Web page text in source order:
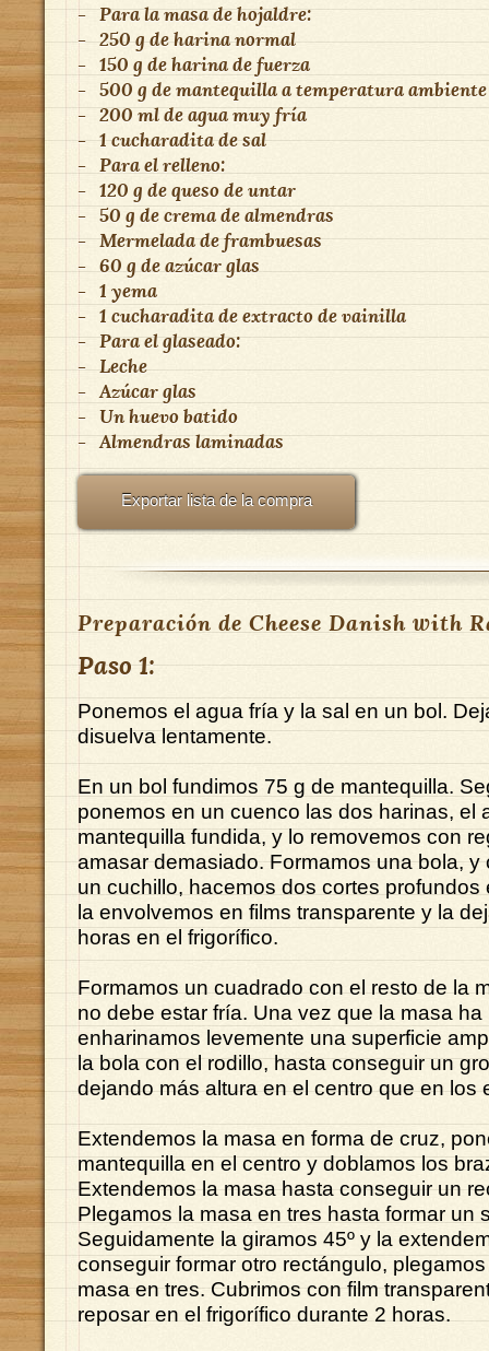
- Para la masa de hojaldre:
- 250 g de harina normal
- 150 g de harina de fuerza
- 500 g de mantequilla a temperatura ambiente
- 200 ml de agua muy fría
- 1 cucharadita de sal
- Para el relleno:
- 120 g de queso de untar
- 50 g de crema de almendras
- Mermelada de frambuesas
- 60 g de azúcar glas
- 1 yema
- 1 cucharadita de extracto de vainilla
- Para el glaseado:
- Leche
- Azúcar glas
- Un huevo batido
- Almendras laminadas
Exportar lista de la compra
Preparación de Cheese Danish with
Paso 1:
Ponemos el agua fría y la sal en un bol.
disuelva lentamente.
En un bol fundimos 75 g de mantequilla.
ponemos en un cuenco las dos harinas, el
mantequilla fundida, y lo removemos con
amasar demasiado. Formamos una bola, y
un cuchillo, hacemos dos cortes profundos
la envolvemos en films transparente y la
horas en el frigorífico.
Formamos un cuadrado con el resto de la
no debe estar fría. Una vez que la masa
enharinamos levemente una superficie
la bola con el rodillo, hasta conseguir un
dejando más altura en el centro que en los
Extendemos la masa en forma de cruz,
mantequilla en el centro y doblamos los
Extendemos la masa hasta conseguir un
Plegamos la masa en tres hasta formar un
Seguidamente la giramos 45º y la
conseguir formar otro rectángulo,
masa en tres. Cubrimos con film
reposar en el frigorífico durante 2 horas.